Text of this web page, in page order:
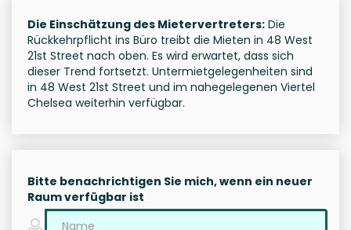
Die Einschätzung des Mietervertreters: Die
Rückkehrpflicht ins Büro treibt die Mieten in 48 West
21st Street nach oben. Es wird erwartet, dass sich
dieser Trend fortsetzt. Untermietgelegenheiten sind
in 48 West 21st Street und im nahegelegenen Viertel
Chelsea weiterhin verfügbar.
Bitte benachrichtigen Sie mich, wenn ein neuer
Raum verfügbar ist